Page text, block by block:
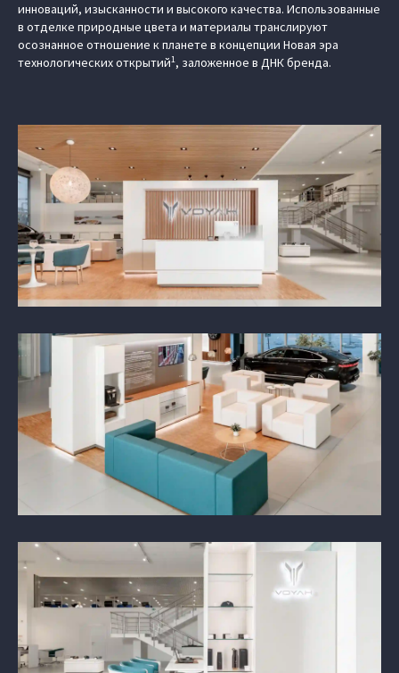
инноваций, изысканности и высокого качества. Использованные
в отделке природные цвета и материалы транслируют
осознанное отношение к планете в концепции Новая эра
технологических открытий1, заложенное в ДНК бренда.